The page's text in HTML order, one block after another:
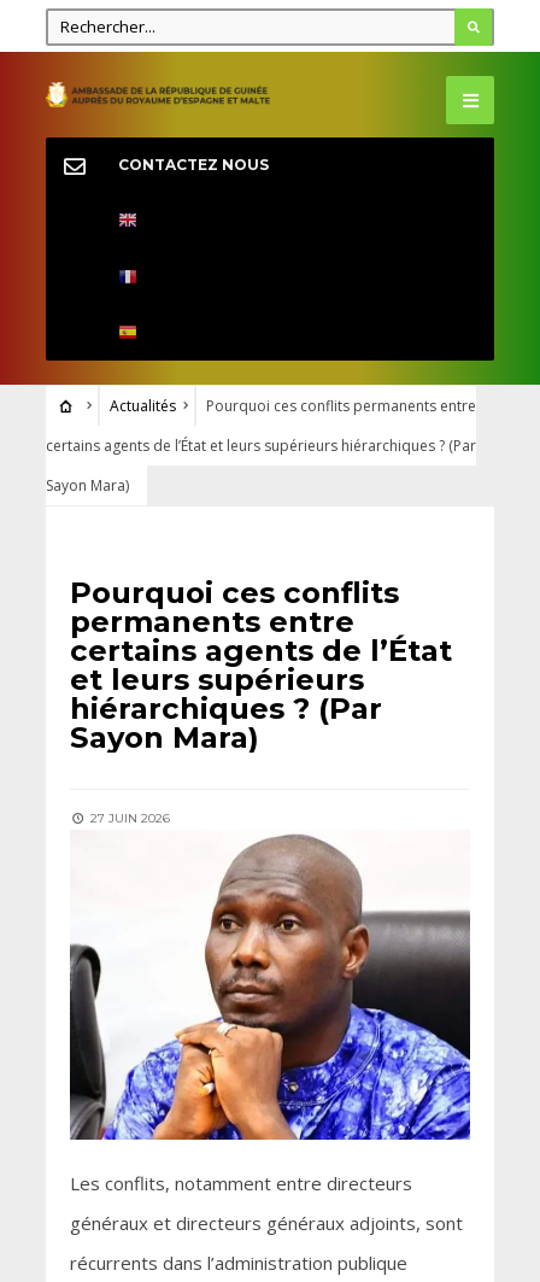
CONTACTEZ NOUS
Actualités
Pourquoi ces conflits permanents entre
certains agents de l’État et leurs supérieurs hiérarchiques ? (Par
Sayon Mara)
Pourquoi ces conflits
permanents entre
certains agents de l’État
et leurs supérieurs
hiérarchiques ? (Par
Sayon Mara)
27 JUIN 2026
Les conflits, notamment entre directeurs
généraux et directeurs généraux adjoints, sont
récurrents dans l’administration publique